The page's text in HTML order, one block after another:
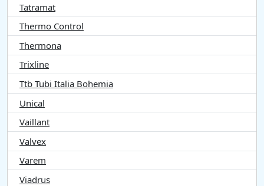
Tatramat
Thermo Control
Thermona
Trixline
Ttb Tubi Italia Bohemia
Unical
Vaillant
Valvex
Varem
Viadrus